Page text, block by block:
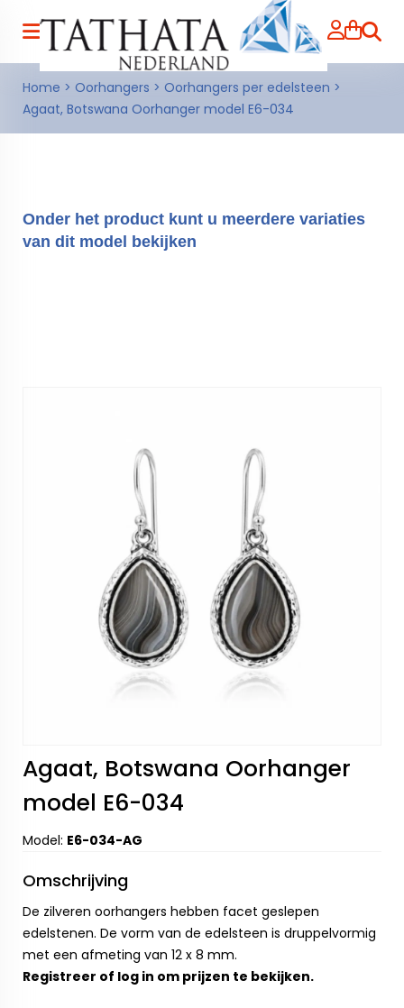
Home > Oorhangers > Oorhangers per edelsteen >
Agaat, Botswana Oorhanger model E6-034
Onder het product kunt u meerdere variaties
van dit model bekijken
Agaat, Botswana Oorhanger
model E6-034
Model: E6-034-AG
Omschrijving
De zilveren oorhangers hebben facet geslepen
edelstenen. De vorm van de edelsteen is druppelvormig
met een afmeting van 12 x 8 mm.
Registreer of log in om prijzen te bekijken.